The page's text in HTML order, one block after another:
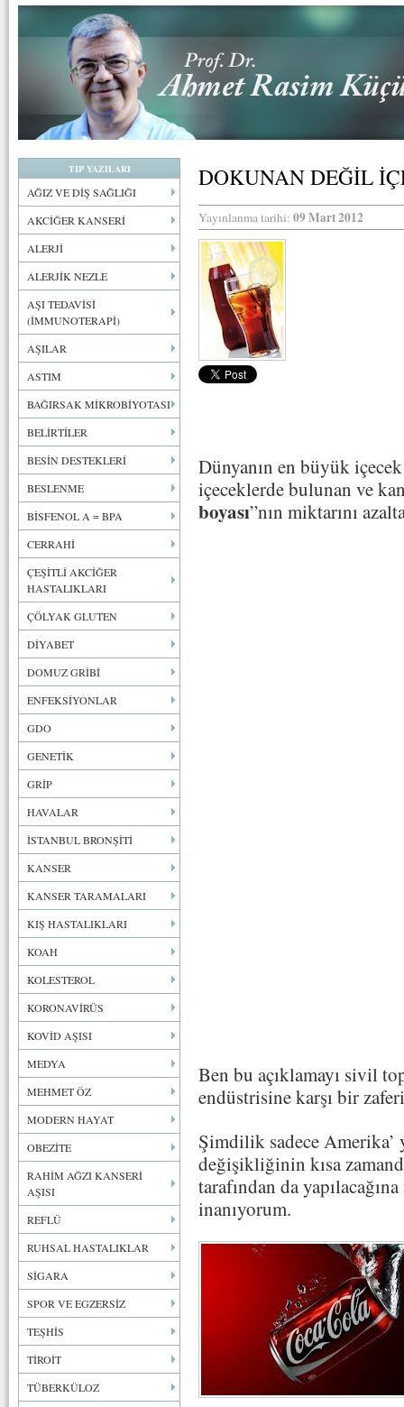
TIP YAZILARI
AĞIZ VE DİŞ SAĞLIĞI
AKCİĞER KANSERİ
ALERJİ
ALERJİK NEZLE
AŞI TEDAVİSİ
(İMMUNOTERAPİ)
AŞILAR
ASTIM
BAĞIRSAK MİKROBİYOTASI
BELİRTİLER
BESİN DESTEKLERİ
BESLENME
BİSFENOL A = BPA
CERRAHİ
ÇEŞİTLİ AKCİĞER
HASTALIKLARI
ÇÖLYAK GLUTEN
DİYABET
DOMUZ GRİBİ
ENFEKSİYONLAR
GDO
GENETİK
GRİP
HAVALAR
İSTANBUL BRONŞİTİ
KANSER
KANSER TARAMALARI
KIŞ HASTALIKLARI
KOAH
KOLESTEROL
KORONAVİRÜS
KOVİD AŞISI
MEDYA
MEHMET ÖZ
MODERN HAYAT
OBEZİTE
RAHİM AĞZI KANSERİ
AŞISI
REFLÜ
RUHSAL HASTALIKLAR
SİGARA
SPOR VE EGZERSİZ
TEŞHİS
TİROİT
TÜBERKÜLOZ
DOKUNAN DEĞİL
Yayınlanma tarihi: 09 Mart 2012
Dünyanın en büyük
içeceklerde bulunan ve
boyası”nın miktarını
Ben bu açıklamayı sivil
endüstrisine karşı bir
Şimdilik sadece
değişikliğinin kısa
tarafından da
inanıyorum.